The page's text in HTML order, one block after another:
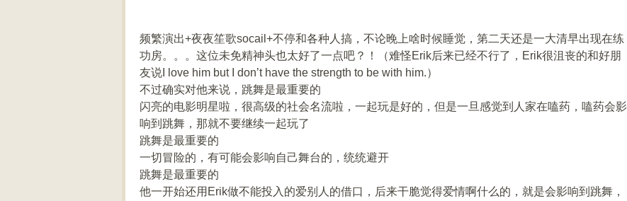
频繁演出+夜夜笙歌socail+不停和各种人搞，不论晚上啥时候睡觉，第二天还是一大清早出现在练
功房。。。这位未免精神头也太好了一点吧？！（难怪Erik后来已经不行了，Erik很沮丧的和好朋
友说I love him but I don’t have the strength to be with him.）
不过确实对他来说，跳舞是最重要的
闪亮的电影明星啦，很高级的社会名流啦，一起玩是好的，但是一旦感觉到人家在嗑药，嗑药会影
响到跳舞，那就不要继续一起玩了
跳舞是最重要的
一切冒险的，有可能会影响自己舞台的，统统避开
跳舞是最重要的
他一开始还用Erik做不能投入的爱别人的借口，后来干脆觉得爱情啊什么的，就是会影响到跳舞，